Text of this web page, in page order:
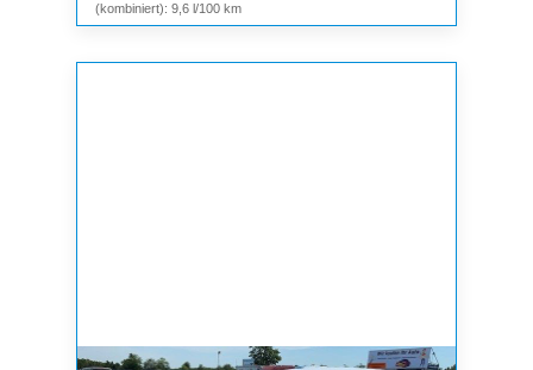
(kombiniert): 9,6 l/100 km